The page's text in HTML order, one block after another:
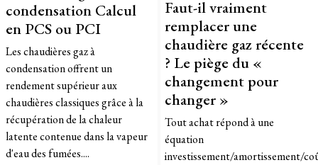
condensation Calcul
en PCS ou PCI
Les chaudières gaz à
condensation offrent un
rendement supérieur aux
chaudières classiques grâce à la
récupération de la chaleur
latente contenue dans la vapeur
d'eau des fumées....
Faut-il vraiment
remplacer une
chaudière gaz récente
? Le piège du «
changement pour
changer »
Tout achat répond à une
équation
investissement/amortissement/